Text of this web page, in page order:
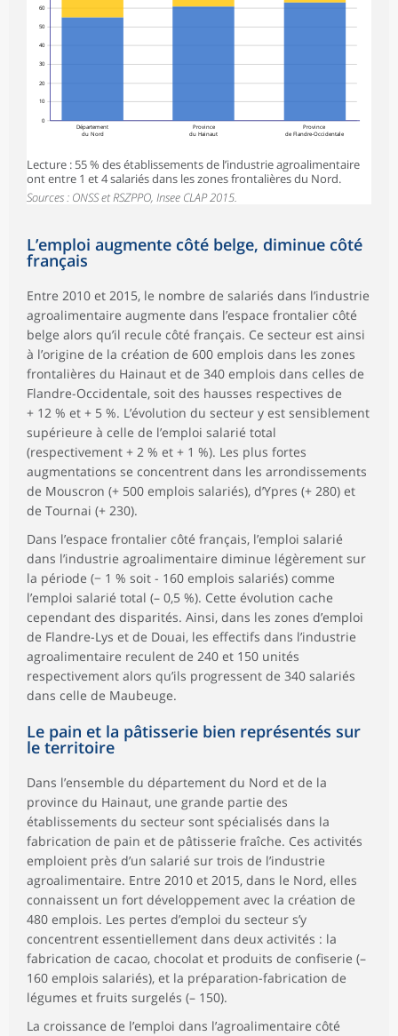
0
10
20
30
40
50
60
Département
du Nord
Province
du Hainaut
Province
de Flandre-Occidentale
Lecture : 55 % des établissements de l’industrie agroalimentaire
ont entre 1 et 4 salariés dans les zones frontalières du Nord.
Sources : ONSS et RSZPPO, Insee CLAP 2015.
L’emploi augmente côté belge, diminue côté
français
Entre 2010 et 2015, le nombre de salariés dans l’industrie
agroalimentaire augmente dans l’espace frontalier côté
belge alors qu’il recule côté français. Ce secteur est ainsi
à l’origine de la création de 600 emplois dans les zones
frontalières du Hainaut et de 340 emplois dans celles de
Flandre-Occidentale, soit des hausses respectives de
+ 12 % et + 5 %. L’évolution du secteur y est sensiblement
supérieure à celle de l’emploi salarié total
(respectivement + 2 % et + 1 %). Les plus fortes
augmentations se concentrent dans les arrondissements
de Mouscron (+ 500 emplois salariés), d’Ypres (+ 280) et
de Tournai (+ 230).
Dans l’espace frontalier côté français, l’emploi salarié
dans l’industrie agroalimentaire diminue légèrement sur
la période (− 1 % soit - 160 emplois salariés) comme
l’emploi salarié total (– 0,5 %). Cette évolution cache
cependant des disparités. Ainsi, dans les zones d’emploi
de Flandre-Lys et de Douai, les effectifs dans l’industrie
agroalimentaire reculent de 240 et 150 unités
respectivement alors qu’ils progressent de 340 salariés
dans celle de Maubeuge.
Le pain et la pâtisserie bien représentés sur
le territoire
Dans l’ensemble du département du Nord et de la
province du Hainaut, une grande partie des
établissements du secteur sont spécialisés dans la
fabrication de pain et de pâtisserie fraîche. Ces activités
emploient près d’un salarié sur trois de l’industrie
agroalimentaire. Entre 2010 et 2015, dans le Nord, elles
connaissent un fort développement avec la création de
480 emplois. Les pertes d’emploi du secteur s’y
concentrent essentiellement dans deux activités : la
fabrication de cacao, chocolat et produits de confiserie (–
160 emplois salariés), et la préparation-fabrication de
légumes et fruits surgelés (– 150).
La croissance de l’emploi dans l’agroalimentaire côté